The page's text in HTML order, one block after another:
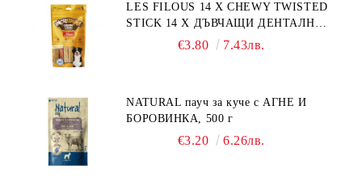
LES FILOUS 14 X CHEWY TWISTED
STICK 14 X ДЪВЧАЩИ ДЕНТАЛНИ
СОЛЕТИ за куче, УВИТИ
€3.80 7.43лв.
NATURAL пауч за куче с АГНЕ И
БОРОВИНКА, 500 г
€3.20 6.26лв.